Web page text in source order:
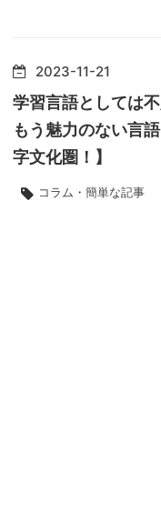
2023-11-21
学習言語としては
もう魅力のない言
字文化圏！】
コラム・簡単な記事